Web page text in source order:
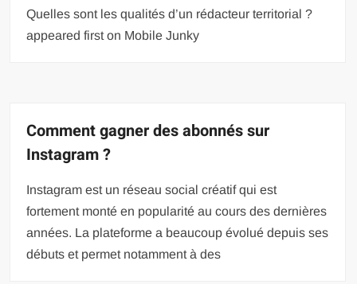
Quelles sont les qualités d’un rédacteur territorial ?
appeared first on Mobile Junky
Comment gagner des abonnés sur
Instagram ?
Instagram est un réseau social créatif qui est
fortement monté en popularité au cours des dernières
années. La plateforme a beaucoup évolué depuis ses
débuts et permet notamment à des